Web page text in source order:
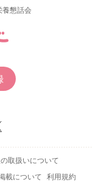
養懇話会
取扱いについて
載について 利用規約